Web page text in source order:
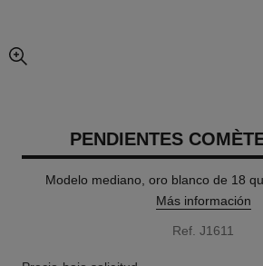
imagen agrandada
PENDIENTES
Modelo mediano, oro blanco de 18
Más información
Ref. J1611